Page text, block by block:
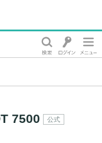
7500 公式